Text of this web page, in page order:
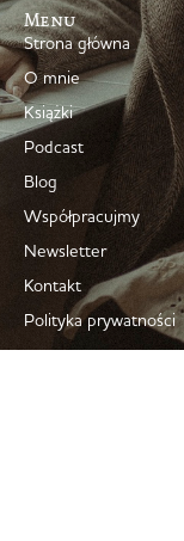
Menu
Strona główna
O mnie
Książki
Podcast
Blog
Współpracujmy
Newsletter
Kontakt
Polityka prywatności